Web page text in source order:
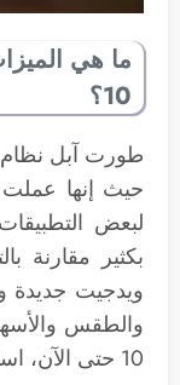
10؟
طورت آبل نظام
حيث إنها
لبعض
بكثير مقارنة
ويدجيت جديدة
10 حتى الآن، استعن بهذا